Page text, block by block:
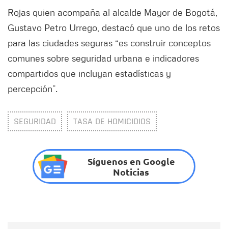
Rojas quien acompaña al alcalde Mayor de Bogotá,
Gustavo Petro Urrego, destacó que uno de los retos
para las ciudades seguras “es construir conceptos
comunes sobre seguridad urbana e indicadores
compartidos que incluyan estadísticas y
percepción”.
SEGURIDAD TASA DE HOMICIDIOS
Síguenos en Google
Noticias